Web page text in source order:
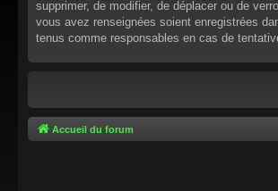
supprimer, de modifier, de déplacer ou de
vous avez renseignées soient enregistrées
tenus comme responsables en cas de
Accueil du forum